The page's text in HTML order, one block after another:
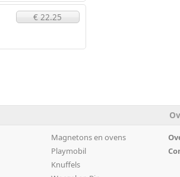
€ 22.25
Magnetons en ovens
Playmobil
Knuffels